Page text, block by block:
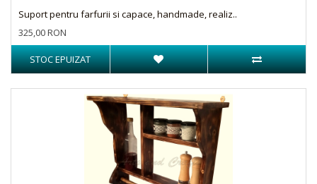
Suport pentru farfurii si capace, handmade, realiz..
325,00 RON
STOC EPUIZAT